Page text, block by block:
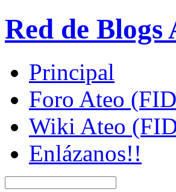
Red de Blogs
Principal
Foro Ateo
Wiki Ateo
Enlázanos!!